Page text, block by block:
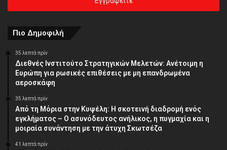
διεύθυνση
Πιο Δημοφιλή
35 λεπτά πρίν
Διεθνές Ινστιτούτο Στρατηγικών Μελετών: Ανέτοιμη η
Ευρώπη για ρωσικές επιθέσεις με μη επανδρωμένα
αεροσκάφη
35 λεπτά πρίν
Από τη Μόρια στην Κυψέλη: Η σκοτεινή διαδρομή ενός
εγκλήματος – Ο ασυνόδευτος ανήλικος, η πυγμαχία και η
μοιραία συνάντηση με την άτυχη Σκωτσέζα
41 λεπτά πρίν